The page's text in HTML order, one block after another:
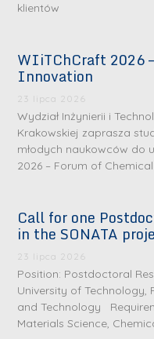
klientów
WIiTChCraft 2026
Innovation
23 lipca 2026
Wydział Inżynierii i
Krakowskiej zaprasza
młodych naukowców do
2026 – Forum of
Call for one
in the SONATA
23 lipca 2026
Position: Postdoctoral
University of Technology,
and Technology
Materials Science,